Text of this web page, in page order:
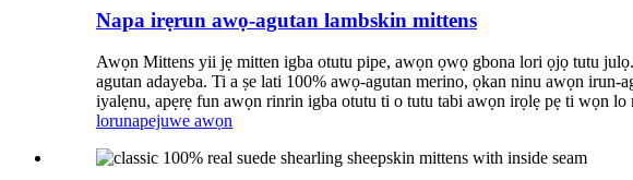
Napa irẹrun awọ-agutan lambskin mittens
Awọn Mittens yii jẹ mitten igba otutu pipe, awọn ọwọ gbona lori ọjọ tutu
agutan adayeba. Ti a ṣe lati 100% awọ-agutan merino, ọkan ninu awọn
iyalẹnu, apẹrẹ fun awọn rinrin igba otutu ti o tutu tabi awọn irọlẹ pẹ ti wọn
lorunapejuwe awọn